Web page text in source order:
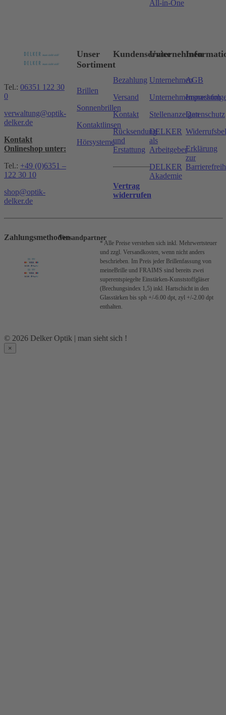
All-in-One
Tel.: 06351 122 30
0
verwaltung@optik-
delker.de
Kontakt
Onlineshop unter:
Tel.: +49 (0)6351 –
122 30 10
shop@optik-
delker.de
Unser
Sortiment
Brillen
Sonnenbrillen
Kontaktlinsen
Hörsysteme
Kundenservice
Bezahlung
Versand
Kontakt
Rücksendung
und
Erstattung
Vertrag
widerrufen
Unternehmen
Unternehmen
Stellenanzeigen
DELKER
als
Arbeitgeber
DELKER
Akademie
AGB
Impressum
Datenschutz
Erklärung
zur
ZahlungsmethodenVersandpartner
* Alle Preise verstehen sich inkl. Mehrwertsteuer
und zzgl. Versandkosten, wenn nicht anders
beschrieben. Im Preis jeder Brillenfassung von
meineBrille und FRAIMS sind bereits zwei
superentspiegelte Einstärken-Kunststoffgläser
(Brechungsindex 1,5) inkl. Hartschicht in den
Glasstärken bis sph +/-6.00 dpt, zyl +/-2.00 dpt
enthalten.
© 2026 Delker Optik | man sieht sich !
×